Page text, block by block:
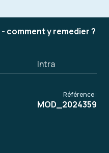
comment y remedier ?
Intra
Référence :
MOD_2024359